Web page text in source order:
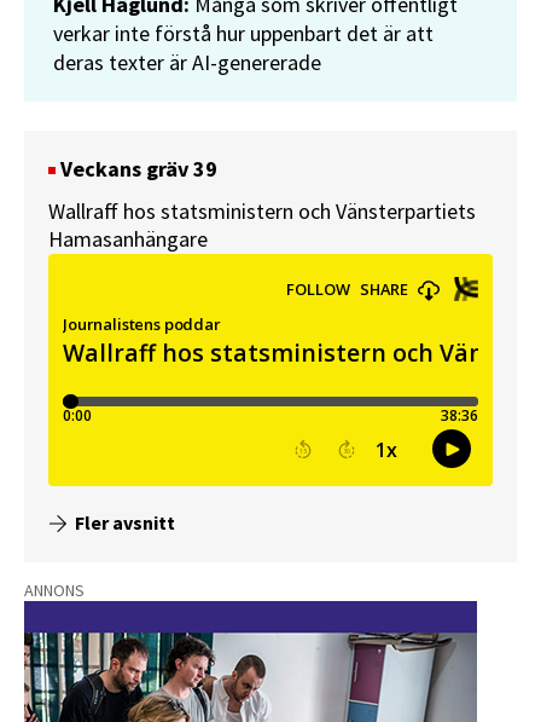
verkar inte förstå hur uppenbart det är att
deras texter är AI-genererade
Veckans gräv 39
Wallraff hos statsministern och Vänsterpartiets
Hamasanhängare
Fler avsnitt
ANNONS